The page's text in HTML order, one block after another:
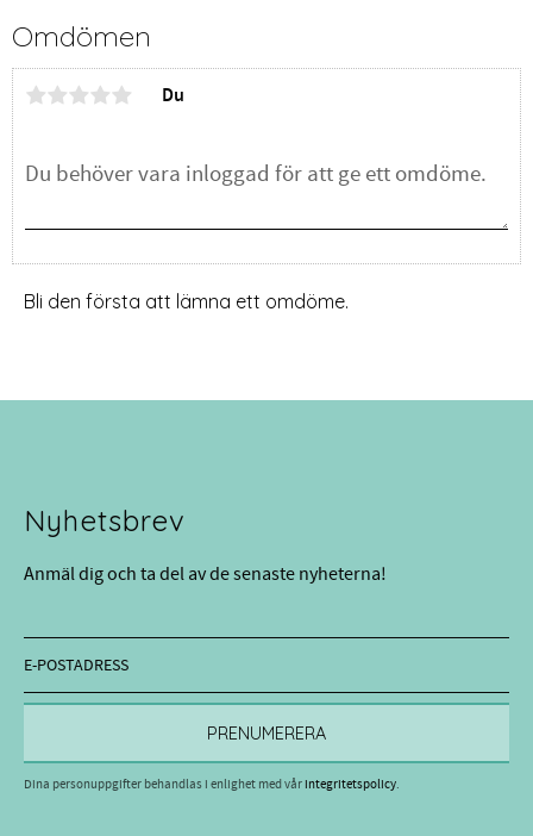
Omdömen
Du
Bli den första att lämna ett omdöme.
Nyhetsbrev
Anmäl dig och ta del av de senaste nyheterna!
PRENUMERERA
Dina personuppgifter behandlas i enlighet med vårintegritetspolicy.